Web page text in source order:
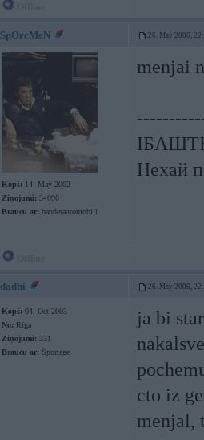
SpOrcMeN 26. May 2006,
Kopš: 14. May 2002
Ziņojumi: 34090
Braucu ar: banderautomobili
menjai
Нехай
dadhi 26. May 2006,
Kopš: 04. Oct 2003
No: Rīga
Ziņojumi: 331
Braucu ar: Sportage
ja bi
cto iz
menjal,